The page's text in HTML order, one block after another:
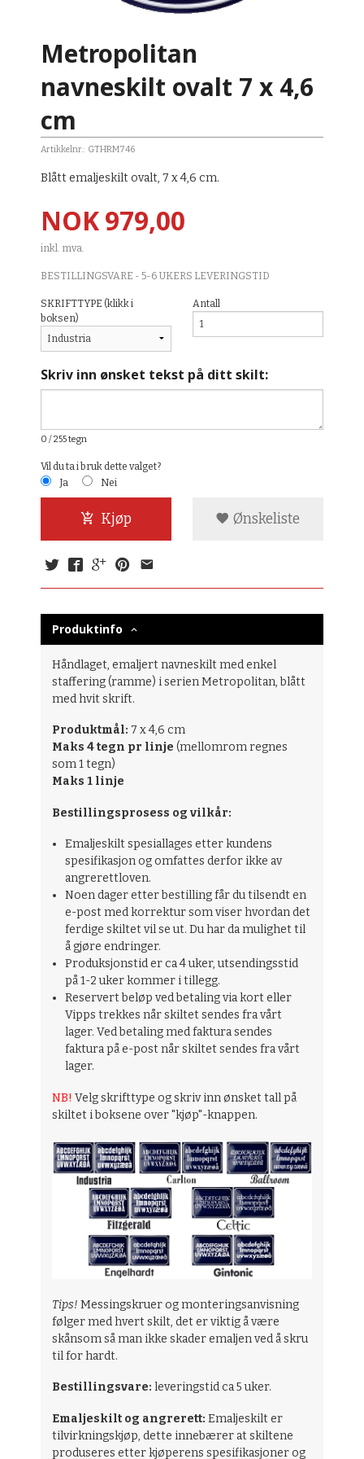
Metropolitan
navneskilt ovalt 7 x 4,6
cm
Artikkelnr.: GTHRM746
Blått emaljeskilt ovalt, 7 x 4,6 cm.
Pris
NOK979,00
inkl. mva.
BESTILLINGSVARE - 5-6 UKERS LEVERINGSTID
SKRIFTTYPE (klikk i
boksen)
Antall
Skriv inn ønsket tekst på ditt skilt:
0 / 255 tegn
Vil du ta i bruk dette valget?
Ja
Nei
Kjøp Ønskeliste
Produktinfo
Håndlaget, emaljert navneskilt med enkel
staffering (ramme) i serien Metropolitan, blått
med hvit skrift.
Produktmål: 7 x 4,6 cm
Maks 4 tegn pr linje(mellomrom regnes
som 1 tegn)
Maks 1 linje
Bestillingsprosess og vilkår:
Emaljeskilt spesiallages etter kundens
spesifikasjon og omfattes derfor ikke av
angrerettloven.
Noen dager etter bestilling får du tilsendt en
e-post med korrektur som viser hvordan det
ferdige skiltet vil se ut. Du har da mulighet til
å gjøre endringer.
Produksjonstid er ca 4 uker, utsendingsstid
på 1-2 uker kommer i tillegg.
Reservert beløp ved betaling via kort eller
Vipps trekkes når skiltet sendes fra vårt
lager. Ved betaling med faktura sendes
faktura på e-post når skiltet sendes fra vårt
lager.
NB! Velg skrifttype og skriv inn ønsket tall på
skiltet i boksene over "kjøp"-knappen.
Tips! Messingskruer og monteringsanvisning
følger med hvert skilt, det er viktig å være
skånsom så man ikke skader emaljen ved å skru
til for hardt.
Bestillingsvare: leveringstid ca 5 uker.
Emaljeskilt og angrerett: Emaljeskilt er
tilvirkningskjøp, dette innebærer at skiltene
produseres etter kjøperens spesifikasjoner og